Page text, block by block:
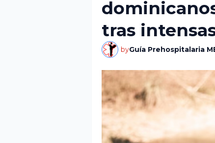
tras
byGuía Prehospitalaria